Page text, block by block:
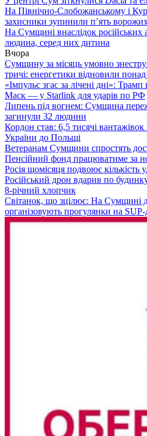
На Північно-Слобожанському і
захисники зупинили п’ять
На Сумщині внаслідок російських
людина, серед них дитина
Вчора
Сумщину за місяць умовно
тричі: енергетики відновили
«Імпульс згас за лічені дні»:
Маск — у Starlink для ударів по РФ
Липень під вогнем: Сумщина
загинули 32 людини
Кордон став: 6,5 тисячі вантажівок
України до Польщі
Ветеранам Сумщини спростять
Пенсійний фонд працюватиме за
Росія щомісяця подвоює
Російський дрон вдарив по
8-річний хлопчик
Світанок, що зцілює: На Сумщині
організовують прогулянки на